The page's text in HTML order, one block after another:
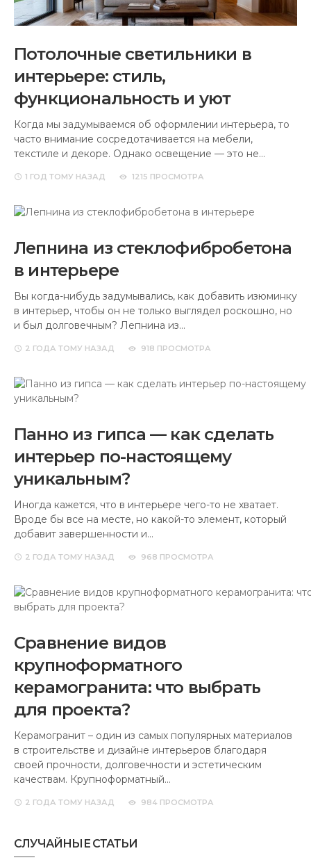
Потолочные светильники в
интерьере: стиль,
функциональность и уют
Когда мы задумываемся об оформлении интерьера, то
часто внимание сосредотачивается на мебели,
текстиле и декоре. Однако освещение — это не…
1 ГОД ТОМУ НАЗАД 1215 ПРОСМОТРА
Лепнина из стеклофибробетона
в интерьере
Вы когда-нибудь задумывались, как добавить изюминку
в интерьер, чтобы он не только выглядел роскошно, но
и был долговечным? Лепнина из…
2 ГОДА ТОМУ НАЗАД 918 ПРОСМОТРА
Панно из гипса — как сделать
интерьер по-настоящему
уникальным?
Иногда кажется, что в интерьере чего-то не хватает.
Вроде бы все на месте, но какой-то элемент, который
добавит завершенности и…
2 ГОДА ТОМУ НАЗАД 968 ПРОСМОТРА
Сравнение видов
крупноформатного
керамогранита: что выбрать
для проекта?
Керамогранит – один из самых популярных материалов
в строительстве и дизайне интерьеров благодаря
своей прочности, долговечности и эстетическим
качествам. Крупноформатный…
2 ГОДА ТОМУ НАЗАД 984 ПРОСМОТРА
СЛУЧАЙНЫЕ СТАТЬИ